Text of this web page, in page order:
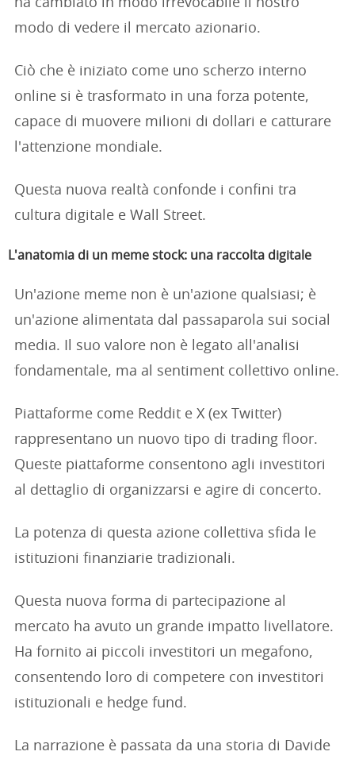
modo di vedere il mercato azionario.
Ciò che è iniziato come uno scherzo interno
online si è trasformato in una forza potente,
capace di muovere milioni di dollari e catturare
l'attenzione mondiale.
Questa nuova realtà confonde i confini tra
cultura digitale e Wall Street.
L'anatomia di un meme stock: una raccolta digitale
Un'azione meme non è un'azione qualsiasi; è
un'azione alimentata dal passaparola sui social
media. Il suo valore non è legato all'analisi
fondamentale, ma al sentiment collettivo online.
Piattaforme come Reddit e X (ex Twitter)
rappresentano un nuovo tipo di trading floor.
Queste piattaforme consentono agli investitori
al dettaglio di organizzarsi e agire di concerto.
La potenza di questa azione collettiva sfida le
istituzioni finanziarie tradizionali.
Questa nuova forma di partecipazione al
mercato ha avuto un grande impatto livellatore.
Ha fornito ai piccoli investitori un megafono,
consentendo loro di competere con investitori
istituzionali e hedge fund.
La narrazione è passata da una storia di Davide